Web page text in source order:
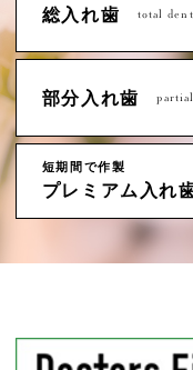
総入れ歯 total
部分入れ歯
短期間で作製
プレミアム入れ